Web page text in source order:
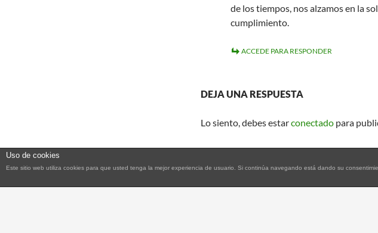
de los tiempos, nos alzamos en la
cumplimiento.
ACCEDE PARA RESPONDER
DEJA UNA RESPUESTA
Lo siento, debes estarconectado para
Uso de cookies
Este sitio web utiliza cookies para que usted tenga la mejor experiencia de usuario. Si continúa navegando está dando su